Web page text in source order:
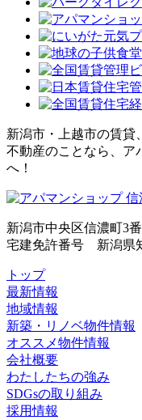
新潟市・上越市の賃貸
不動産のことなら、ア
へ！
新潟市中央区信濃町3
宅建免許番号 新潟県
トップ
最新情報
地域情報
新築・リノベ物件情報
オススメ物件情報
会社概要
わたしたちの強み
SDGsの取り組み
採用情報